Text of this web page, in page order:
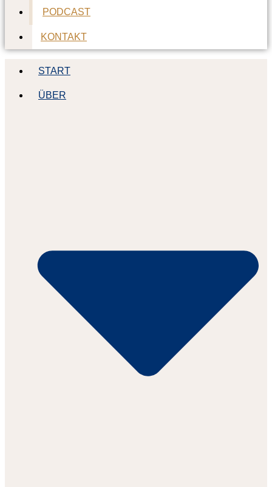
PODCAST
KONTAKT
START
ÜBER